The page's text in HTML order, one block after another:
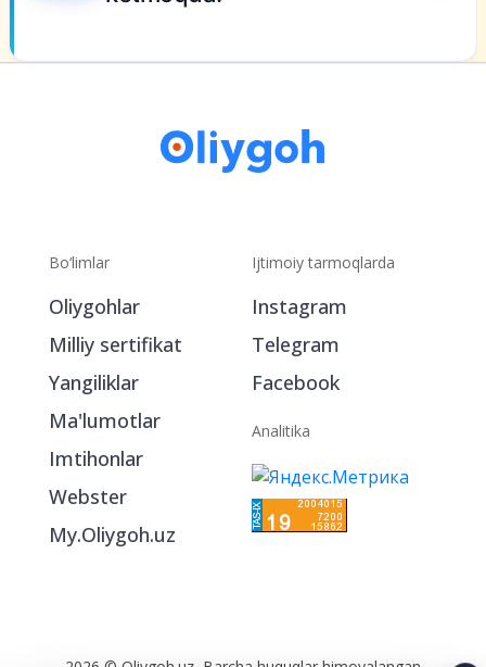
Bo‘limlar
Oliygohlar
Imtihonlar
Ijtimoiy tarmoqlarda
Telegram
Facebook
Analitika